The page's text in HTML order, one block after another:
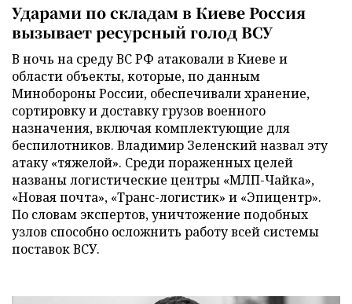
Ударами по складам в Киеве Россия
вызывает ресурсный голод ВСУ
В ночь на среду ВС РФ атаковали в Киеве и
области объекты, которые, по данным
Минобороны России, обеспечивали хранение,
сортировку и доставку грузов военного
назначения, включая комплектующие для
беспилотников. Владимир Зеленский назвал эту
атаку «тяжелой». Среди пораженных целей
названы логистические центры «МЛП-Чайка»,
«Новая почта», «Транс-логистик» и «Эпицентр».
По словам экспертов, уничтожение подобных
узлов способно осложнить работу всей системы
поставок ВСУ.